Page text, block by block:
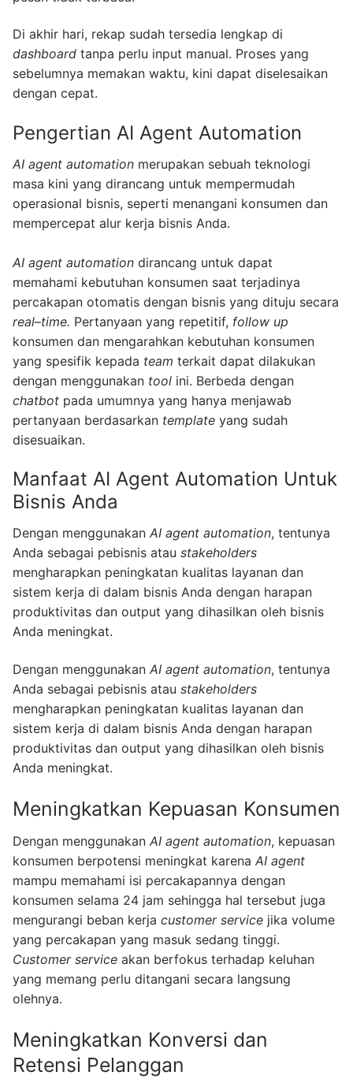
Di akhir hari, rekap sudah tersedia lengkap di
dashboard tanpa perlu input manual. Proses yang
sebelumnya memakan waktu, kini dapat diselesaikan
dengan cepat.
Pengertian AI Agent Automation
AI agent automation merupakan sebuah teknologi
masa kini yang dirancang untuk mempermudah
operasional bisnis, seperti menangani konsumen dan
mempercepat alur kerja bisnis Anda.
AI agent automation dirancang untuk dapat
memahami kebutuhan konsumen saat terjadinya
percakapan otomatis dengan bisnis yang dituju secara
real–time. Pertanyaan yang repetitif, follow up
konsumen dan mengarahkan kebutuhan konsumen
yang spesifik kepada team terkait dapat dilakukan
dengan menggunakan tool ini. Berbeda dengan
chatbot pada umumnya yang hanya menjawab
pertanyaan berdasarkan template yang sudah
disesuaikan.
Manfaat AI Agent Automation Untuk
Bisnis Anda
Dengan menggunakan AI agent automation, tentunya
Anda sebagai pebisnis atau stakeholders
mengharapkan peningkatan kualitas layanan dan
sistem kerja di dalam bisnis Anda dengan harapan
produktivitas dan output yang dihasilkan oleh bisnis
Anda meningkat.
Dengan menggunakan AI agent automation, tentunya
Anda sebagai pebisnis atau stakeholders
mengharapkan peningkatan kualitas layanan dan
sistem kerja di dalam bisnis Anda dengan harapan
produktivitas dan output yang dihasilkan oleh bisnis
Anda meningkat.
Meningkatkan Kepuasan Konsumen
Dengan menggunakan AI agent automation, kepuasan
konsumen berpotensi meningkat karena AI agent
mampu memahami isi percakapannya dengan
konsumen selama 24 jam sehingga hal tersebut juga
mengurangi beban kerja customer service jika volume
yang percakapan yang masuk sedang tinggi.
Customer service akan berfokus terhadap keluhan
yang memang perlu ditangani secara langsung
olehnya.
Meningkatkan Konversi dan
Retensi Pelanggan